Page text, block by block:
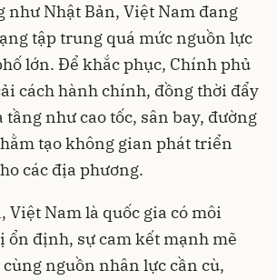
như Nhật Bản, Việt Nam đang
tập trung quá mức nguồn lực
lớn. Để khắc phục, Chính phủ
cách hành chính, đồng thời đẩy
tầng như cao tốc, sân bay, đường
tạo không gian phát triển
các địa phương.
Việt Nam là quốc gia có môi
định, sự cam kết mạnh mẽ
nguồn nhân lực cần cù,